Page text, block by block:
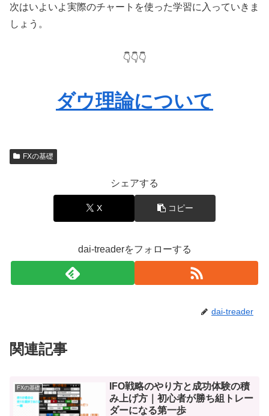
次はいよいよ実際のチャートを使った学習に入っていきま
しょう。
👇👇👇
ダウ理論について
FXの基礎
シェアする
X コピー
dai-treaderをフォローする
dai-treader
関連記事
FXの基礎
IFO戦略のやり方と成功体験の積
み上げ方｜初心者が勝ち組トレー
ダーになる第一歩